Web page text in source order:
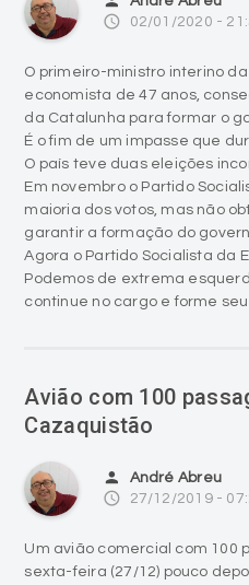
access_time 02/01/2020 -
O primeiro-ministro interino da
economista de 47 anos,
da Catalunha para formar o
É o fim de um impasse que
O país teve duas eleições
Em novembro o Partido
maioria dos votos, mas não
garantir a formação do
Agora o Partido Socialista da
Podemos de extrema
continue no cargo e forme
Avião com 100
Cazaquistão
person André Abreu
access_time 27/12/2019 -
Um avião comercial com 100
sexta-feira (27/12) pouco